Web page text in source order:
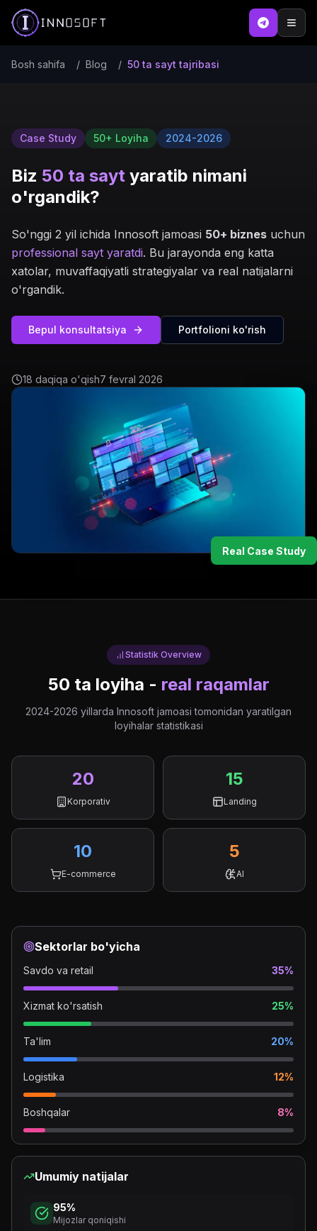
Bosh sahifa / Blog / 50 ta sayt tajribasi
Case Study 50+ Loyiha 2024-2026
Biz 50 ta sayt yaratib nimani
o'rgandik?
So'nggi 2 yil ichida Innosoft jamoasi 50+ biznes uchun
professional sayt yaratdi. Bu jarayonda eng katta
xatolar, muvaffaqiyatli strategiyalar va real natijalarni
o'rgandik.
Bepul konsultatsiya Portfolioni ko'rish
18 daqiqa o'qish7 fevral 2026
Real Case Study
Statistik Overview
50 ta loyiha - real raqamlar
2024-2026 yillarda Innosoft jamoasi tomonidan yaratilgan
loyihalar statistikasi
20
Korporativ
15
Landing
10
E-commerce
5
AI
Sektorlar bo'yicha
Savdo va retail 35%
Xizmat ko'rsatish 25%
Ta'lim 20%
Logistika 12%
Boshqalar 8%
Umumiy natijalar
95%
Mijozlar qoniqishi